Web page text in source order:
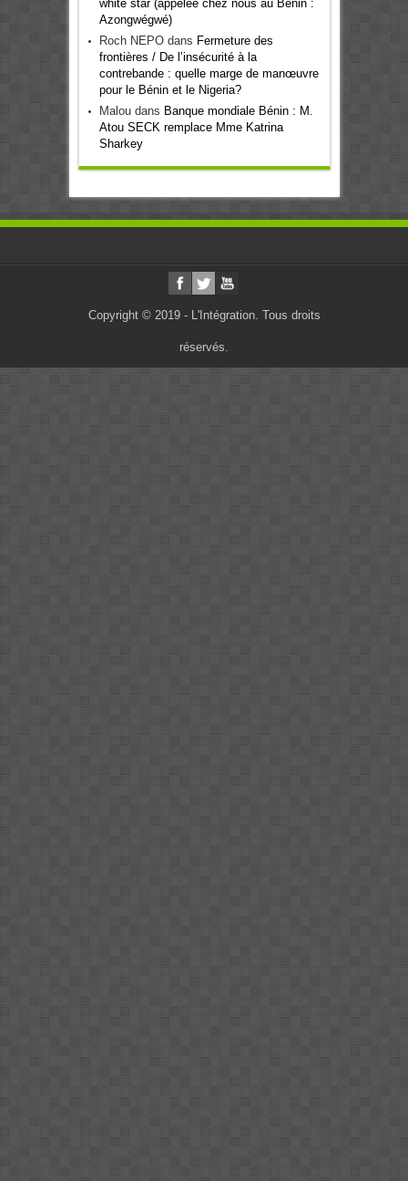
white star (appelée chez nous au Bénin :
Azongwégwé)
Roch NEPOdans Fermeture des
frontières / De l’insécurité à la
contrebande : quelle marge de manœuvre
pour le Bénin et le Nigeria?
Maloudans Banque mondiale Bénin : M.
Atou SECK remplace Mme Katrina
Sharkey
Copyright © 2019 - L'Intégration. Tous droits
réservés.